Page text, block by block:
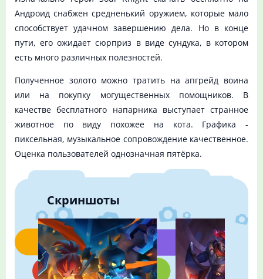
Андроид снабжен средненький оружием, которые мало
способствует удачном завершению дела. Но в конце
пути, его ожидает сюрприз в виде сундука, в котором
есть много различных полезностей.
Полученное золото можно тратить на апгрейд воина
или на покупку могущественных помощников. В
качестве бесплатного напарника выступает странное
животное по виду похожее на кота. Графика -
пиксельная, музыкальное сопровождение качественное.
Оценка пользователей однозначная пятёрка.
Скриншоты